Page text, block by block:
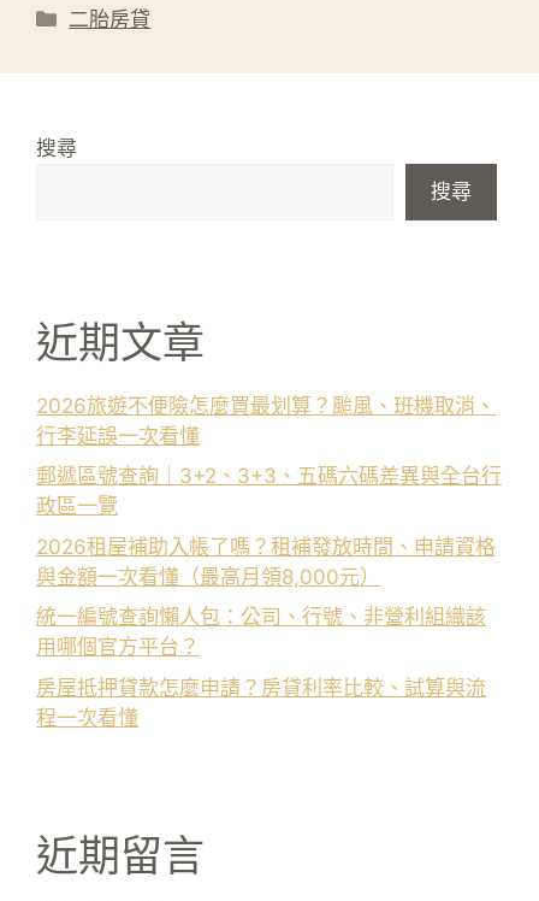
分
二胎房貸
搜尋
搜尋
近期文章
2026旅遊不便險怎麼買最划算？颱風、班機取消、
行李延誤一次看懂
郵遞區號查詢｜3+2、3+3、五碼六碼差異與全台行
政區一覽
2026租屋補助入帳了嗎？租補發放時間、申請資格
與金額一次看懂（最高月領8,000元）
統一編號查詢懶人包：公司、行號、非營利組織該
用哪個官方平台？
房屋抵押貸款怎麼申請？房貸利率比較、試算與流
程一次看懂
近期留言